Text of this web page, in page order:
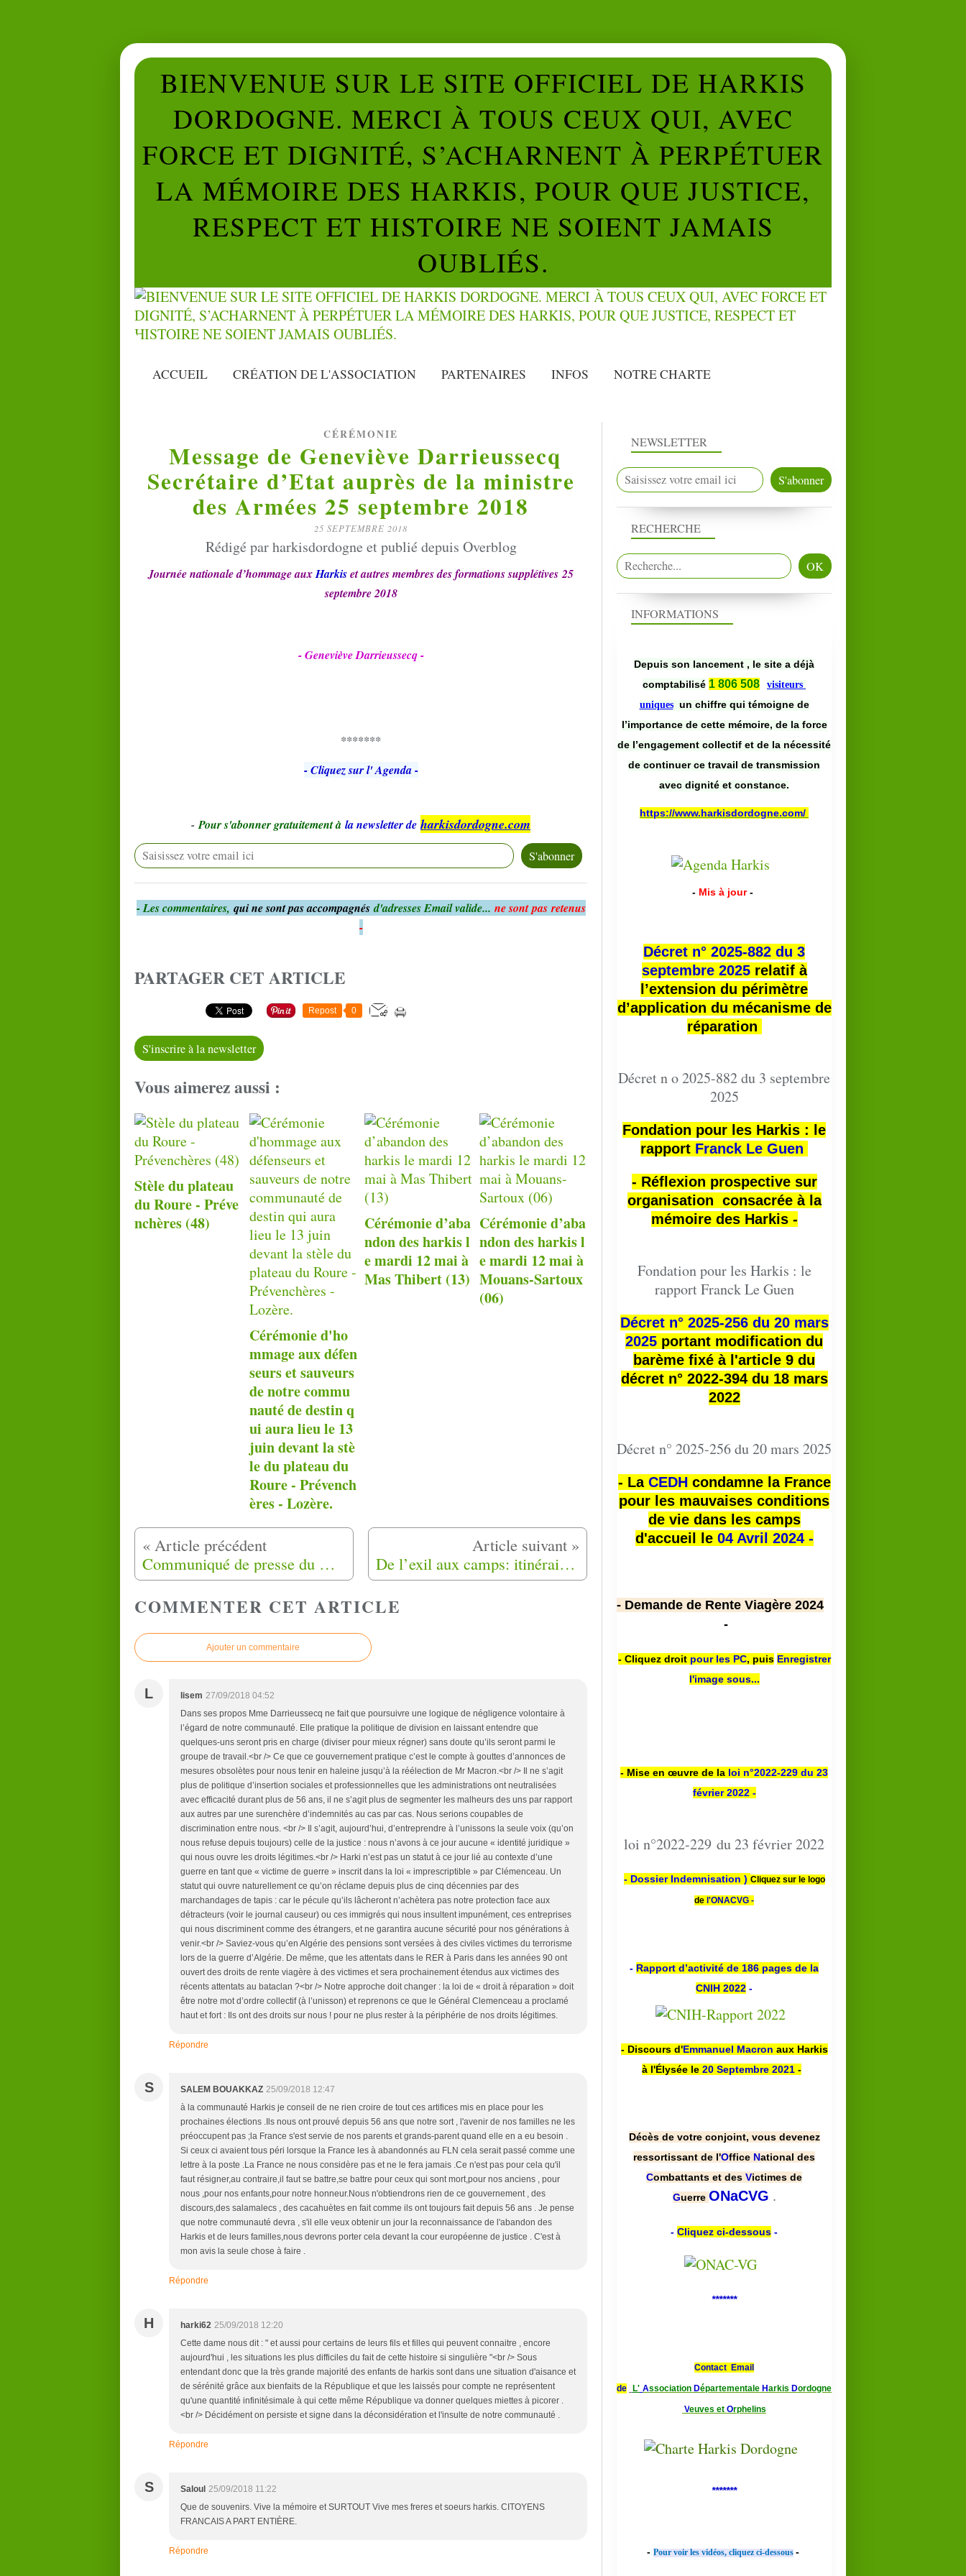
BIENVENUE SUR LE SITE OFFICIEL DE HARKIS
DORDOGNE. MERCI À TOUS CEUX QUI, AVEC
FORCE ET DIGNITÉ, S’ACHARNENT À PERPÉTUER
LA MÉMOIRE DES HARKIS, POUR QUE JUSTICE,
RESPECT ET HISTOIRE NE SOIENT JAMAIS
OUBLIÉS.
ACCUEIL CRÉATION DE L'ASSOCIATION PARTENAIRES INFOS NOTRE CHARTE
CÉRÉMONIE
Message de Geneviève Darrieussecq
Secrétaire d’Etat auprès de la ministre
des Armées 25 septembre 2018
25 SEPTEMBRE 2018
Rédigé par harkisdordogne et publié depuis Overblog
Journée nationale d’hommage auxHarkiset autres membres des formations supplétives25
septembre 2018
- Geneviève Darrieussecq -
*******
- Cliquez sur l' Agenda -
- Pour s'abonner gratuitement à la newsletter de harkisdordogne.com
- Les commentaires, qui ne sont pas accompagnésd'adresses Email valide... ne sont pas retenus
-
PARTAGER CET ARTICLE
Repost 0
S'inscrire à la newsletter
Vous aimerez aussi :
Stèle du plateau
du Roure - Préve
nchères (48)
Cérémonie d'ho
mmage aux défen
seurs et sauveurs
de notre commu
nauté de destin q
ui aura lieu le 13
juin devant la stè
le du plateau du
Roure - Prévench
ères - Lozère.
Cérémonie d’aba
ndon des harkis l
e mardi 12 mai à
Mas Thibert (13)
Cérémonie d’aba
ndon des harkis l
e mardi 12 mai à
Mouans-Sartoux
(06)
Communiqué de presse du Comité Harkis et Vérité De l’exil aux camps: itinéraire de deux enfants de harkis, Mohamed Djafour et Tayeb Kacem
COMMENTER CET ARTICLE
Ajouter un commentaire
L lisem 27/09/2018 04:52
Dans ses propos Mme Darrieussecq ne fait que poursuivre une logique de négligence volontaire à
l’égard de notre communauté. Elle pratique la politique de division en laissant entendre que
quelques-uns seront pris en charge (diviser pour mieux régner) sans doute qu’ils seront parmi le
groupe de travail.<br /> Ce que ce gouvernement pratique c’est le compte à gouttes d’annonces de
mesures obsolètes pour nous tenir en haleine jusqu’à la réélection de Mr Macron.<br /> Il ne s’agit
plus de politique d’insertion sociales et professionnelles que les administrations ont neutralisées
avec efficacité durant plus de 56 ans, il ne s’agit plus de segmenter les malheurs des uns par rapport
aux autres par une surenchère d’indemnités au cas par cas. Nous serions coupables de
discrimination entre nous. <br /> Il s’agit, aujourd’hui, d’entreprendre à l’unissons la seule voix (qu’on
nous refuse depuis toujours) celle de la justice : nous n’avons à ce jour aucune « identité juridique »
qui nous ouvre les droits légitimes.<br /> Harki n’est pas un statut à ce jour lié au contexte d’une
guerre en tant que « victime de guerre » inscrit dans la loi « imprescriptible » par Clémenceau. Un
statut qui ouvre naturellement ce qu’on réclame depuis plus de cinq décennies par des
marchandages de tapis : car le pécule qu’ils lâcheront n’achètera pas notre protection face aux
détracteurs (voir le journal causeur) ou ces immigrés qui nous insultent impunément, ces entreprises
qui nous discriminent comme des étrangers, et ne garantira aucune sécurité pour nos générations à
venir.<br /> Saviez-vous qu’en Algérie des pensions sont versées à des civiles victimes du terrorisme
lors de la guerre d’Algérie. De même, que les attentats dans le RER à Paris dans les années 90 ont
ouvert des droits de rente viagère à des victimes et sera prochainement étendus aux victimes des
récents attentats au bataclan ?<br /> Notre approche doit changer : la loi de « droit à réparation » doit
être notre mot d’ordre collectif (à l’unisson) et reprenons ce que le Général Clemenceau a proclamé
haut et fort : Ils ont des droits sur nous ! pour ne plus rester à la périphérie de nos droits légitimes.
Répondre
S SALEM BOUAKKAZ 25/09/2018 12:47
à la communauté Harkis je conseil de ne rien croire de tout ces artifices mis en place pour les
prochaines élections .Ils nous ont prouvé depuis 56 ans que notre sort , l'avenir de nos familles ne les
préoccupent pas ;la France s'est servie de nos parents et grands-parent quand elle en a eu besoin .
Si ceux ci avaient tous péri lorsque la France les à abandonnés au FLN cela serait passé comme une
lettre à la poste .La France ne nous considère pas et ne le fera jamais .Ce n'est pas pour cela qu'il
faut résigner,au contraire,il faut se battre,se battre pour ceux qui sont mort,pour nos anciens , pour
nous ,pour nos enfants,pour notre honneur.Nous n'obtiendrons rien de ce gouvernement , des
discours,des salamalecs , des cacahuètes en fait comme ils ont toujours fait depuis 56 ans . Je pense
que notre communauté devra , s'il elle veux obtenir un jour la reconnaissance de l'abandon des
Harkis et de leurs familles,nous devrons porter cela devant la cour européenne de justice . C'est à
mon avis la seule chose à faire .
Répondre
H harki62 25/09/2018 12:20
Cette dame nous dit : " et aussi pour certains de leurs fils et filles qui peuvent connaitre , encore
aujourd'hui , les situations les plus difficiles du fait de cette histoire si singulière "<br /> Sous
entendant donc que la très grande majorité des enfants de harkis sont dans une situation d'aisance et
de sérénité grâce aux bienfaits de la République et que les laissés pour compte ne représentent
qu'une quantité infinitésimale à qui cette même République va donner quelques miettes à picorer .
<br /> Décidément on persiste et signe dans la déconsidération et l'insulte de notre communauté .
Répondre
S Saloul 25/09/2018 11:22
Que de souvenirs. Vive la mémoire et SURTOUT Vive mes freres et soeurs harkis. CITOYENS
FRANCAIS A PART ENTIÈRE.
Répondre
NEWSLETTER
RECHERCHE
INFORMATIONS
Depuis son lancement , le site a déjà
comptabilisé 1 806 508
visiteurs
uniques un chiffre qui témoigne de
l’importance de cette mémoire, de la force
de l’engagement collectif et de la nécessité
de continuer ce travail de transmission
avec dignité et constance.
https://www.harkisdordogne.com/
- Mis à jour -
Décret n° 2025-882 du 3
septembre 2025relatif à
l’extension du périmètre
d’application du mécanisme de
réparation
Décret n o 2025-882 du 3 septembre
2025
Fondation pour les Harkis : le
rapport Franck Le Guen
- Réflexion prospective sur
organisation consacrée à la
mémoire des Harkis -
Fondation pour les Harkis : le
rapport Franck Le Guen
Décret n° 2025-256 du 20 mars
2025 portant modification du
barème fixé à l'article 9 du
décret n° 2022-394 du 18 mars
2022
Décret n° 2025-256 du 20 mars 2025
- La CEDHcondamne la France
pour les mauvaises conditions
de vie dans les camps
d'accueil le 04 Avril 2024 -
- Demande de Rente Viagère 2024
-
- Cliquez droit pour les PC, puis Enregistrer
l'image sous...
- Mise en œuvre de la loi n°2022-229 du 23
février 2022 -
loi n°2022-229 du 23 février 2022
- Dossier Indemnisation ) Cliquez sur le logo
de l'ONACVG -
- Rapport d’activité de 186 pages de la
CNIH 2022 -
- Discours d'Emmanuel Macron aux Harkis
à l'Élysée le 20 Septembre 2021 -
Décès de votre conjoint, vous devenez
ressortissant de l'Office National des
Combattants et des Victimes de
Guerre ONaCVG .
- Cliquez ci-dessous -
*******
Contact Email
de L' Association Départementale Harkis Dordogne
Veuves et Orphelins
*******
- Pour voir les vidéos, cliquez ci-dessous -